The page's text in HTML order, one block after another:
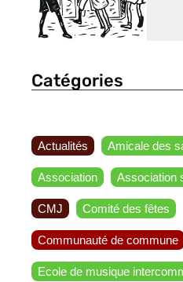
Catégories
Actualités Amicale des
Association Association
CMJ Comité des fêtes
Communauté de commune
Ecole de musique